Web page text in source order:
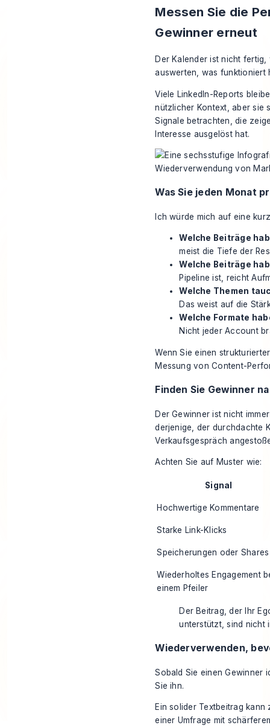
Messen Sie die
Gewinner erneut
Der Kalender ist nicht
auswerten, was funktioniert
Viele LinkedIn-Reports
nützlicher Kontext, aber sie
Signale betrachten, die
Interesse ausgelöst hat.
Was Sie jeden Monat
Ich würde mich auf eine
Welche Beiträge
meist die Tiefe der
Welche Beiträge
Pipeline ist, reicht
Welche Themen
Das weist auf die
Welche Formate
Nicht jeder Account
Wenn Sie einen
Messung von Content-
Finden Sie Gewinner
Der Gewinner ist nicht
derjenige, der durchdachte
Verkaufsgespräch
Achten Sie auf Muster wie:
Signal
Hochwertige Kommentare
Starke Link-Klicks
Speicherungen oder Shares
Wiederholtes Engagement
einem Pfeiler
Der Beitrag, der Ihr
unterstützt, sind nicht
Wiederverwenden,
Sobald Sie einen Gewinner
Sie ihn.
Ein solider Textbeitrag
einer Umfrage mit